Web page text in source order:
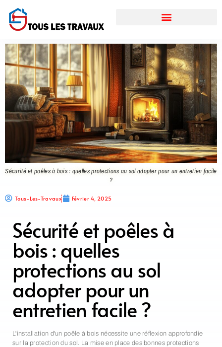
Sécurité et poêles à bois : quelles protections au sol adopter pour un entretien facile
?
Tous-Les-Travaux Février 4, 2025
Sécurité et poêles à
bois : quelles
protections au sol
adopter pour un
entretien facile ?
L'installation d'un poêle à bois nécessite une réflexion approfondie
sur la protection du sol. La mise en place des bonnes protections